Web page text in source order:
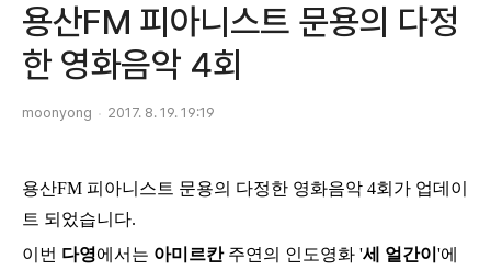
용산FM 피아니스트 문용의 다정
한 영화음악 4회
moonyong 2017. 8. 19. 19:19
용산FM 피아니스트 문용의 다정한 영화음악 4회 가 업데이
트 되었습니다.
이번 다영에서는 아미르칸주연의 인도영화 '세 얼간이 '에